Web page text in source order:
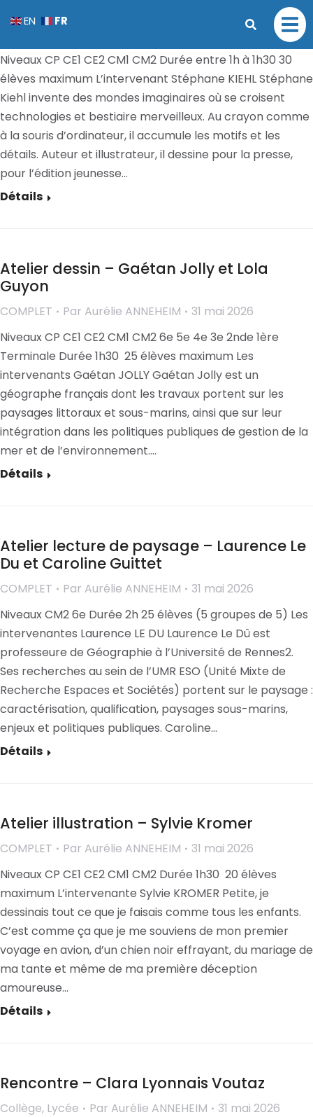
31 mai 2026
Niveaux CP CE1 CE2 CM1 CM2 Durée entre 1h à 1h30 30
élèves maximum L’intervenant Stéphane KIEHL Stéphane
Kiehl invente des mondes imaginaires où se croisent
technologies et bestiaire merveilleux. Au crayon comme
à la souris d’ordinateur, il accumule les motifs et les
détails. Auteur et illustrateur, il dessine pour la presse,
pour l’édition jeunesse…
Détails
Atelier dessin – Gaétan Jolly et Lola
Guyon
COMPLET Par Aurélie ANNEHEIM
31 mai 2026
Niveaux CP CE1 CE2 CM1 CM2 6e 5e 4e 3e 2nde 1ère
Terminale Durée 1h30 25 élèves maximum Les
intervenants Gaétan JOLLY Gaétan Jolly est un
géographe français dont les travaux portent sur les
paysages littoraux et sous-marins, ainsi que sur leur
intégration dans les politiques publiques de gestion de la
mer et de l’environnement.…
Détails
Atelier lecture de paysage – Laurence Le
Du et Caroline Guittet
COMPLET Par Aurélie ANNEHEIM
31 mai 2026
Niveaux CM2 6e Durée 2h 25 élèves (5 groupes de 5) Les
intervenantes Laurence LE DU Laurence Le Dû est
professeure de Géographie à l’Université de Rennes2.
Ses recherches au sein de l’UMR ESO (Unité Mixte de
Recherche Espaces et Sociétés) portent sur le paysage :
caractérisation, qualification, paysages sous-marins,
enjeux et politiques publiques. Caroline…
Détails
Atelier illustration – Sylvie Kromer
COMPLET Par Aurélie ANNEHEIM
31 mai 2026
Niveaux CP CE1 CE2 CM1 CM2 Durée 1h30 20 élèves
maximum L’intervenante Sylvie KROMER Petite, je
dessinais tout ce que je faisais comme tous les enfants.
C’est comme ça que je me souviens de mon premier
voyage en avion, d’un chien noir effrayant, du mariage de
ma tante et même de ma première déception
amoureuse…
Détails
Rencontre – Clara Lyonnais Voutaz
Collège, Lycée Par Aurélie ANNEHEIM
31 mai 2026
EN FR